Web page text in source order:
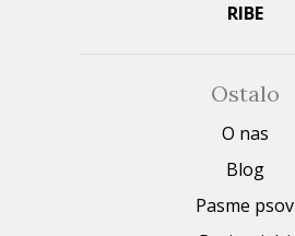
RIBE
Ostalo
O nas
Blog
Pasme psov